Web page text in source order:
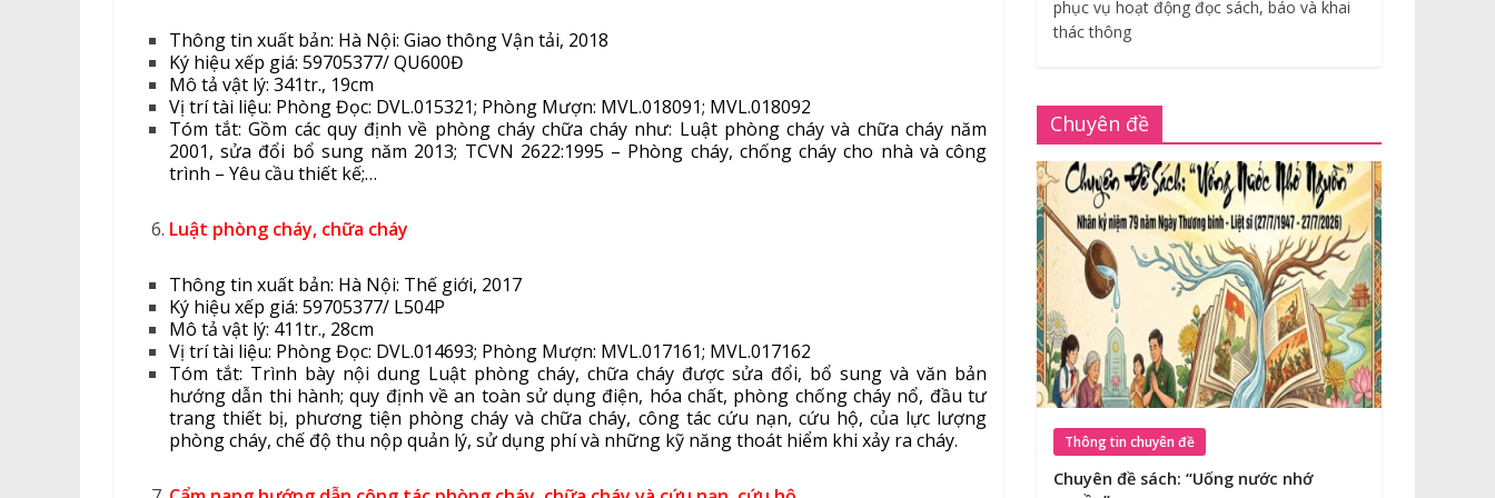
Thông tin xuất bản: Hà Nội: Giao thông Vận tải, 2018
Ký hiệu xếp giá: 59705377/ QU600Đ
Mô tả vật lý: 341tr., 19cm
Vị trí tài liệu: Phòng Đọc: DVL.015321; Phòng Mượn: MVL.018091; MVL.018092
Tóm tắt: Gồm các quy định về phòng cháy chữa cháy như: Luật phòng cháy và chữa cháy năm
2001, sửa đổi bổ sung năm 2013; TCVN 2622:1995 – Phòng cháy, chống cháy cho nhà và công
trình – Yêu cầu thiết kế;…
Luật phòng cháy, chữa cháy
Thông tin xuất bản: Hà Nội: Thế giới, 2017
Ký hiệu xếp giá: 59705377/ L504P
Mô tả vật lý: 411tr., 28cm
Vị trí tài liệu: Phòng Đọc: DVL.014693; Phòng Mượn: MVL.017161; MVL.017162
Tóm tắt: Trình bày nội dung Luật phòng cháy, chữa cháy được sửa đổi, bổ sung và văn bản
hướng dẫn thi hành; quy định về an toàn sử dụng điện, hóa chất, phòng chống cháy nổ, đầu tư
trang thiết bị, phương tiện phòng cháy và chữa cháy, công tác cứu nạn, cứu hộ, của lực lượng
phòng cháy, chế độ thu nộp quản lý, sử dụng phí và những kỹ năng thoát hiểm khi xảy ra cháy.
phục vụ hoạt động đọc sách, báo và khai
thác thông
Chuyên đề
Thông tin chuyên đề
Chuyên đề sách: “Uống nước nhớ